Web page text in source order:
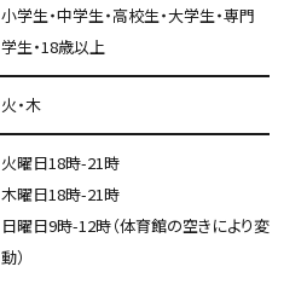
小学生・中学生・高校生・大学生・専門
学生・18歳以上
火・木
火曜日18時-21時
木曜日18時-21時
日曜日9時-12時（体育館の空きにより変
動）